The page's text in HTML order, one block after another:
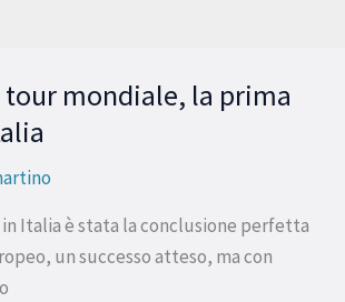
tour mondiale, la prima
in Italia è stata la conclusione perfetta
un successo atteso, ma con